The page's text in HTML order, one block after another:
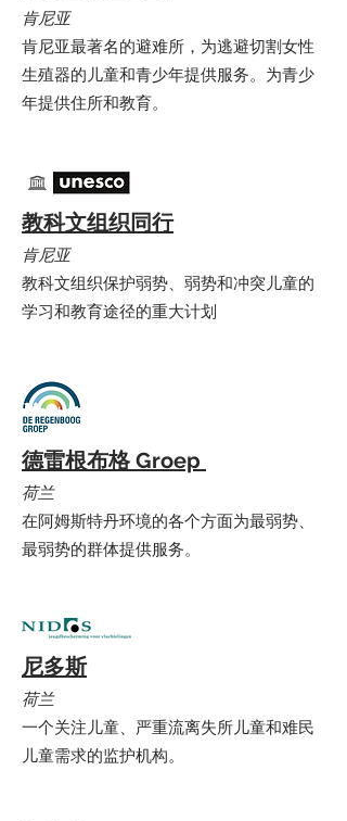
肯尼亚
肯尼亚最著名的避难所，为逃避切割女性
生殖器的儿童和青少年提供服务。为青少
年提供住所和教育。
教科文组织同行
肯尼亚
教科文组织保护弱势、弱势和冲突儿童的
学习和教育途径的重大计划
德雷根布格 Groep
荷兰
在阿姆斯特丹环境的各个方面为最弱势、
最弱势的群体提供服务。
尼多斯
荷兰
一个关注儿童、严重流离失所儿童和难民
儿童需求的监护机构。